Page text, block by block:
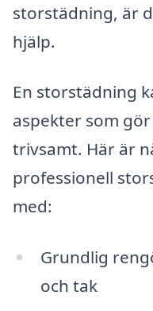
storstädning, är
hjälp.
En storstädning
aspekter som
trivsamt. Här är
professionell
med:
Grundlig
och tak